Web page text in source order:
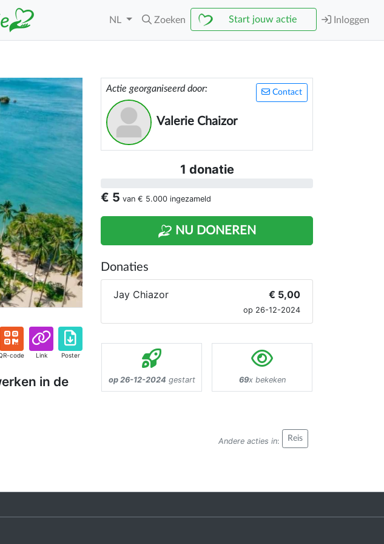
NL Zoeken Start jouw actie Inloggen
code Link Poster
in de
Contact
Actie georganiseerd door:
Valerie Chaizor
1 donatie
€ 5 van € 5.000 ingezameld
NU DONEREN
Donaties
Jay Chiazor € 5,00
op 26-12-2024
op 26-12-2024 gestart 69x bekeken
Andere acties in: Reis